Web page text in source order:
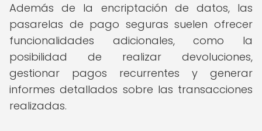
Además de la encriptación de datos, las
pasarelas de pago seguras suelen ofrecer
funcionalidades adicionales, como la
posibilidad de realizar devoluciones,
gestionar pagos recurrentes y generar
informes detallados sobre las transacciones
realizadas.